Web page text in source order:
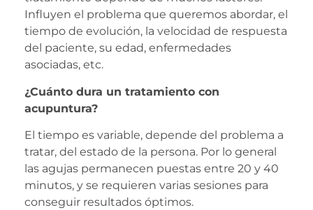
Influyen el problema que queremos abordar, el
tiempo de evolución, la velocidad de respuesta
del paciente, su edad, enfermedades
asociadas, etc.
¿Cuánto dura un tratamiento con
acupuntura?
El tiempo es variable, depende del problema a
tratar, del estado de la persona. Por lo general
las agujas permanecen puestas entre 20 y 40
minutos, y se requieren varias sesiones para
conseguir resultados óptimos.